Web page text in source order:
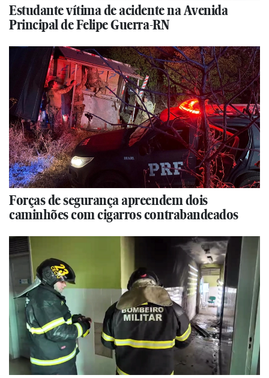
Estudante vítima de acidente na Avenida
Principal de Felipe Guerra-RN
Forças de segurança apreendem dois
caminhões com cigarros contrabandeados